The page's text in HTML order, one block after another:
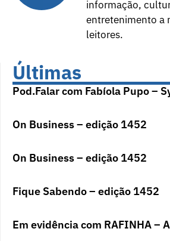
informação,
entretenimento a
leitores.
Últimas
Pod.Falar com Fabíola Pupo –
On Business – edição 1452
On Business – edição 1452
Fique Sabendo – edição 1452
Em evidência com RAFINHA –